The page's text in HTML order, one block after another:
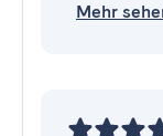
Mehr